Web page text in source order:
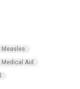
Measles
Medical Aid